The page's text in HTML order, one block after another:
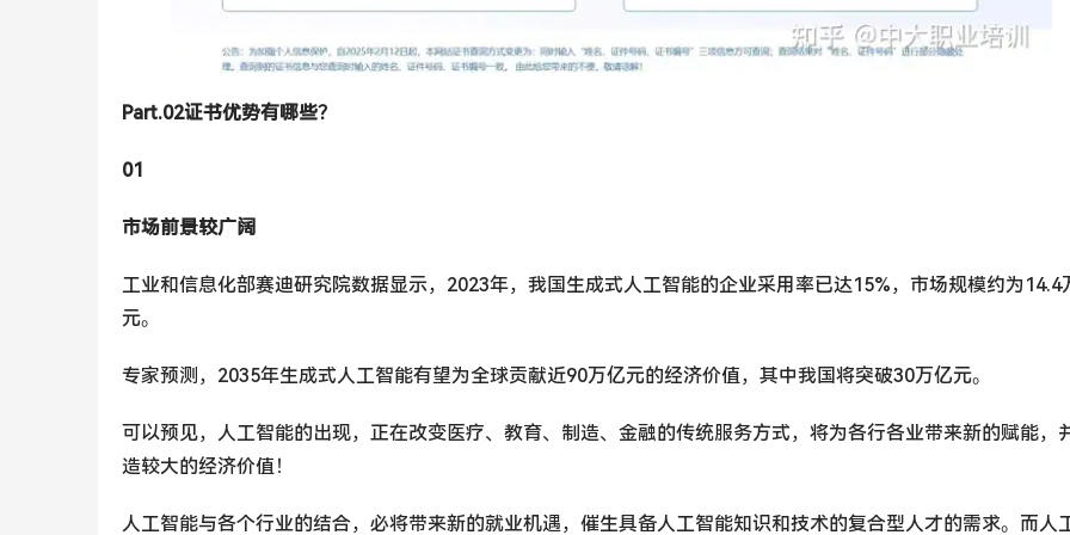
Part.02证书优势有哪些？
01
市场前景较广阔
工业和信息化部赛迪研究院数据显示，2023年，我国生成式人工智能的企业采用率已达15%，市场规模约为14.4
元。
专家预测，2035年生成式人工智能有望为全球贡献近90万亿元的经济价值，其中我国将突破30万亿元。
可以预见，人工智能的出现，正在改变医疗、教育、制造、金融的传统服务方式，将为各行各业带来新的赋能，
造较大的经济价值！
人工智能与各个行业的结合，必将带来新的就业机遇，催生具备人工智能知识和技术的复合型人才的需求。而人